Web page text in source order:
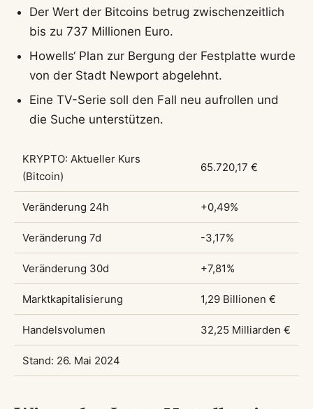
Der Wert der Bitcoins betrug zwischenzeitlich
bis zu 737 Millionen Euro.
Howells‘ Plan zur Bergung der Festplatte wurde
von der Stadt Newport abgelehnt.
Eine TV-Serie soll den Fall neu aufrollen und
die Suche unterstützen.
KRYPTO: Aktueller Kurs
(Bitcoin)
65.720,17 €
Veränderung 24h +0,49%
Veränderung 7d -3,17%
Veränderung 30d +7,81%
Marktkapitalisierung 1,29 Billionen €
Handelsvolumen 32,25 Milliarden €
Stand: 26. Mai 2024